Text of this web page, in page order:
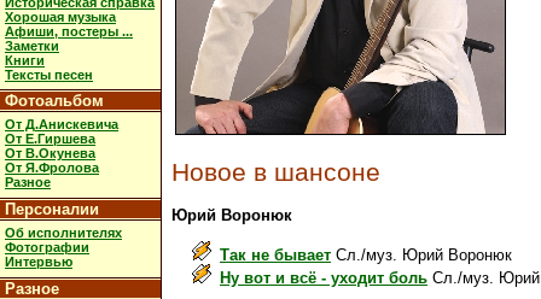
Хорошая музыка
Афиши, постеры ...
Заметки
Книги
Тексты песен
Фотоальбом
От Д.Анискевича
От Е.Гиршева
От В.Окунева
От Я.Фролова
Разное
Персоналии
Об исполнителях
Фотографии
Интервью
Разное
Новое в шансоне
Юрий Воронюк
Так не бывает Сл./муз. Юрий Воронюк
Ну вот и всё - уходит боль Сл./муз.